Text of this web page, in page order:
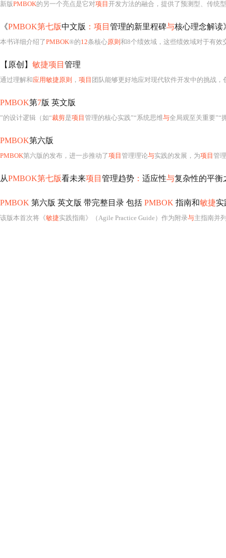
新版PMBOK的另一个亮点是它对项目 开发方法的融合，提供了预测型、传统
《PMBOK第七版中文版 ：项目 管理的新里程碑与核心理念解读
本书详细介绍了PMBOK®的12条核心原则 和8个绩效域，这些绩效域对于有效
【原创】 敏捷项目 管理
通过理解和应用敏捷原则 ， 项目 团队能够更好地应对现代软件开发中的挑战
PMBOK第7版 英文版
”的设计逻辑（如“裁剪是项目 管理的核心实践”“系统思维与全局观至关重要”“
PMBOK第六版
PMBOK第六版的发布，进一步推动了项目 管理理论与实践的发展，为项目 管
从PMBOK第七版看未来项目 管理趋势 ： 适应性与复杂性的平衡
PMBOK 第六版 英文版 带完整目录 包括 PMBOK 指南和敏捷实
该版本首次将《敏捷实践指南》（Agile Practice Guide）作为附录与主指南并